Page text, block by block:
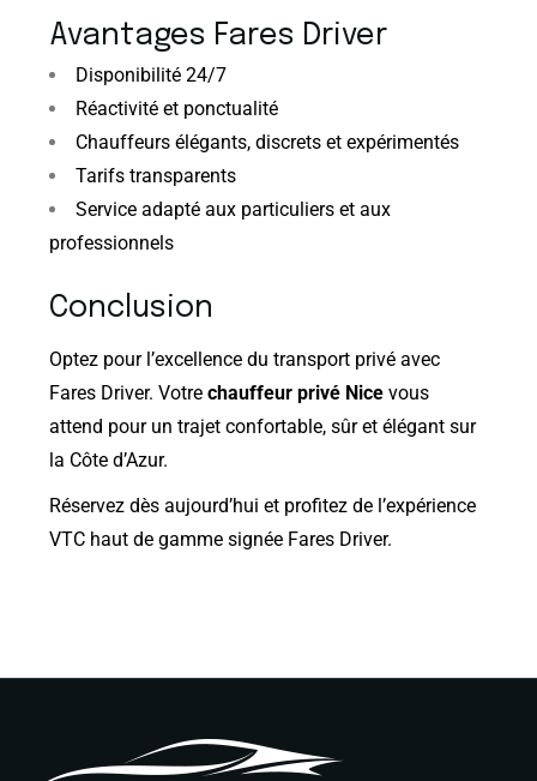
Avantages Fares Driver
Disponibilité 24/7
Réactivité et ponctualité
Chauffeurs élégants, discrets et expérimentés
Tarifs transparents
Service adapté aux particuliers et aux
professionnels
Conclusion
Optez pour l’excellence du transport privé avec
Fares Driver. Votrechauffeur privé Nice vous
attend pour un trajet confortable, sûr et élégant sur
la Côte d’Azur.
Réservez dès aujourd’hui et profitez de l’expérience
VTC haut de gamme signée Fares Driver.